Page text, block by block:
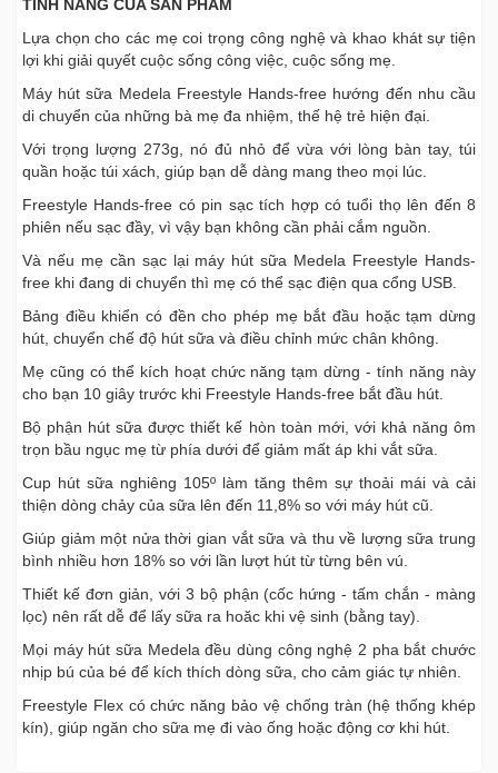
TÍNH NĂNG CỦA SẢN PHẨM
Lựa chọn cho các mẹ coi trọng công nghệ và khao khát sự tiện
lợi khi giải quyết cuộc sống công việc, cuộc sống mẹ.
Máy hút sữa Medela Freestyle Hands-free hướng đến nhu cầu
di chuyển của những bà mẹ đa nhiệm, thế hệ trẻ hiện đại.
Với trọng lượng 273g, nó đủ nhỏ để vừa với lòng bàn tay, túi
quần hoặc túi xách, giúp bạn dễ dàng mang theo mọi lúc.
Freestyle Hands-free có pin sạc tích hợp có tuổi thọ lên đến 8
phiên nếu sạc đầy, vì vậy bạn không cần phải cắm nguồn.
Và nếu mẹ cần sạc lại máy hút sữa Medela Freestyle Hands-
free khi đang di chuyển thì mẹ có thể sạc điện qua cổng USB.
Bảng điều khiển có đền cho phép mẹ bắt đầu hoặc tạm dừng
hút, chuyển chế độ hút sữa và điều chỉnh mức chân không.
Mẹ cũng có thể kích hoạt chức năng tạm dừng - tính năng này
cho bạn 10 giây trước khi Freestyle Hands-free bắt đầu hút.
Bộ phận hút sữa được thiết kế hòn toàn mới, với khả năng ôm
trọn bầu ngục mẹ từ phía dưới để giảm mất áp khi vắt sữa.
Cup hút sữa nghiêng 105º làm tăng thêm sự thoải mái và cải
thiện dòng chảy của sữa lên đến 11,8% so với máy hút cũ.
Giúp giảm một nửa thời gian vắt sữa và thu về lượng sữa trung
bình nhiều hơn 18% so với lần lượt hút từ từng bên vú.
Thiết kế đơn giản, với 3 bộ phận (cốc hứng - tấm chắn - màng
lọc) nên rất dễ để lấy sữa ra hoăc khi vệ sinh (bằng tay).
Mọi máy hút sữa Medela đều dùng công nghệ 2 pha bắt chước
nhịp bú của bé để kích thích dòng sữa, cho cảm giác tự nhiên.
Freestyle Flex có chức năng bảo vệ chống tràn (hệ thống khép
kín), giúp ngăn cho sữa mẹ đi vào ống hoặc động cơ khi hút.